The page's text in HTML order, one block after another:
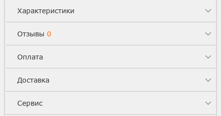
Характеристики
Отзывы 0
Оплата
Доставка
Сервис